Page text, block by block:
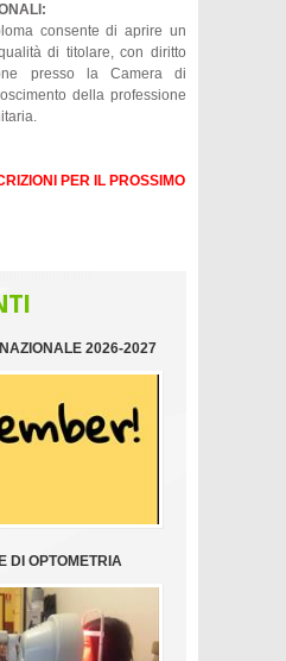
consente di aprire un
di titolare, con diritto
presso la Camera di
della professione
PER IL PROSSIMO
2026-2027
DI OPTOMETRIA